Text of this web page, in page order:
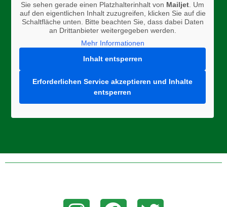
Sie sehen gerade einen Platzhalterinhalt von Mailjet . Um
auf den eigentlichen Inhalt zuzugreifen, klicken Sie auf die
Schaltfläche unten. Bitte beachten Sie, dass dabei Daten
an Drittanbieter weitergegeben werden.
Mehr Informationen
Inhalt entsperren
Erforderlichen Service akzeptieren und Inhalte
entsperren